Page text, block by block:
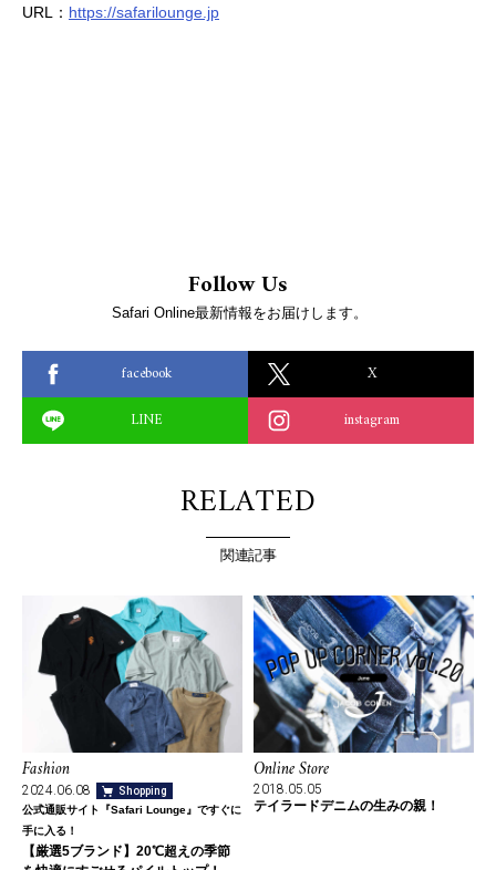
URL： https://safarilounge.jp
Follow Us
Safari Online最新情報をお届けします。
facebook
X
LINE
instagram
RELATED
関連記事
Fashion
2024.06.08
Shopping
公式通販サイト『Safari Lounge』ですぐに
手に入る！
【厳選5ブランド】20℃超えの季節
Online Store
2018.05.05
テイラードデニムの生みの親！